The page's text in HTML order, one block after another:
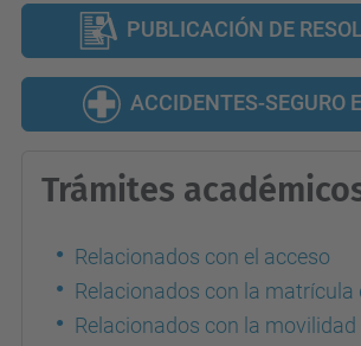
PUBLICACIÓN DE
ACCIDENTES-SEGURO
Trámites
Relacionados con el acceso
Relacionados con la matrícula
Relacionados con la movilidad